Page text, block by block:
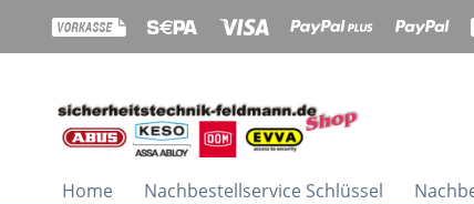
Home Nachbestellservice Schlüssel